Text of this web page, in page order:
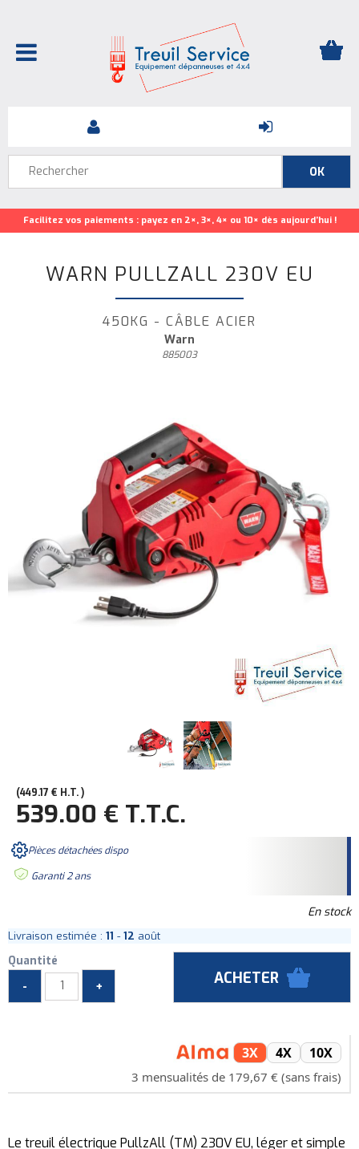
Facilitez vos paiements : payez en 2×, 3×, 4× ou 10× dès aujourd’hui !
WARN PULLZALL 230V EU
450KG - CÂBLE ACIER
Warn
885003
449.17 € H.T.
539.00 € T.T.C.
Pièces détachées dispo
Garanti 2 ans
En stock
Livraison estimée : 11 -12 août
Quantité
3X 4X 10X
3 mensualités de 179,67 € (sans frais)
Le treuil électrique PullzAll (TM) 230V EU, léger et simple